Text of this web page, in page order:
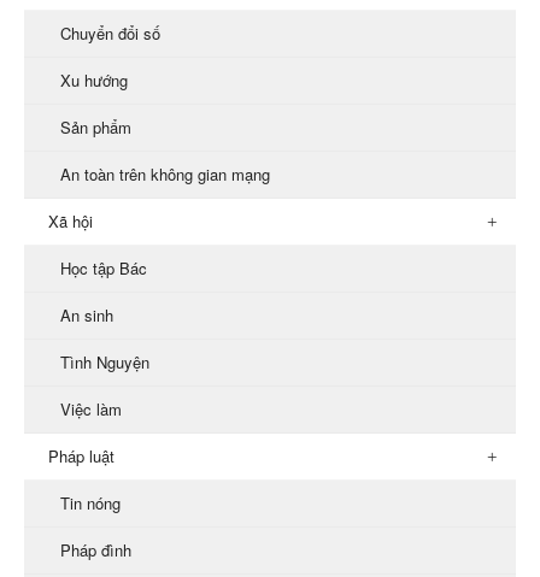
Chuyển đổi số
Xu hướng
Sản phẩm
An toàn trên không gian mạng
Xã hội
Học tập Bác
An sinh
Tình Nguyện
Việc làm
Pháp luật
Tin nóng
Pháp đình